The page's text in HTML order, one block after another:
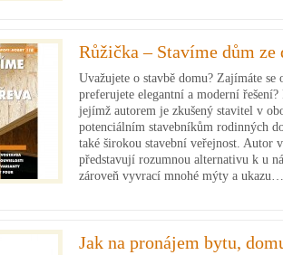
Růžička – Stavíme dům ze
Uvažujete o stavbě domu? Zajímáte
preferujete elegantní a moderní
jejímž autorem je zkušený stavitel v
potenciálním stavebníkům rodinných
také širokou stavební veřejnost. Autor
představují rozumnou alternativu k u
zároveň vyvrací mnohé mýty a ukazu…
Jak na pronájem bytu,